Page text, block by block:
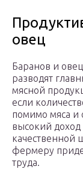
овец
Баранов и
разводят
мясной
если
помимо мяса и
высокий
качественной
фермеру
труда.